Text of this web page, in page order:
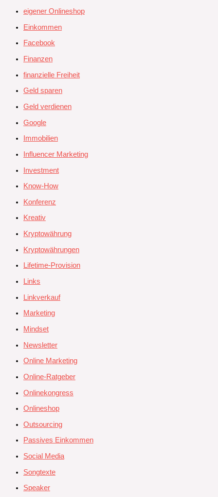
eigener Onlineshop
Einkommen
Facebook
Finanzen
finanzielle Freiheit
Geld sparen
Geld verdienen
Google
Immobilien
Influencer Marketing
Investment
Know-How
Konferenz
Kreativ
Kryptowährung
Kryptowährungen
Lifetime-Provision
Links
Linkverkauf
Marketing
Mindset
Newsletter
Online Marketing
Online-Ratgeber
Onlinekongress
Onlineshop
Outsourcing
Passives Einkommen
Social Media
Songtexte
Speaker